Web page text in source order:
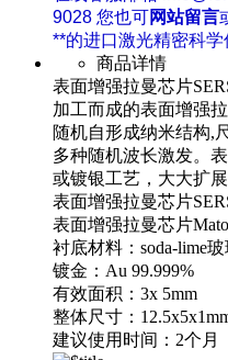
9028 您也可网站留言
**的进口激光精密科学
商品详情
表面增强拉曼芯片
加工而成的表面增强
随机自形成纳米结构,
多种随机波长激发。
或镀银工艺，大大扩
表面增强拉曼芯片
表面增强拉曼芯片
衬底材料：soda-lime
镀金：Au 99.999%
有效面积：3x 5mm
整体尺寸：
建议使用时间：2个月